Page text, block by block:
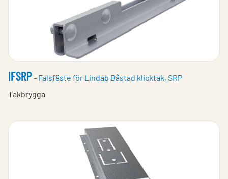
IFSRP- Falsfäste för Lindab Båstad klicktak, SRP
Takbrygga